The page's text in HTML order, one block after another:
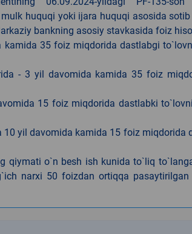
huquqi yoki ijara huquqi asosida
bankning asosiy stavkasida foiz
kamida 35 foiz miqdorida dastlabgi
- 3 yil davomida kamida 35 foiz
15 foiz miqdorida dastlabki
10 yil davomida kamida 15 foiz
qiymati o`n besh ish kunida to`liq
narxi 50 foizdan ortiqqa